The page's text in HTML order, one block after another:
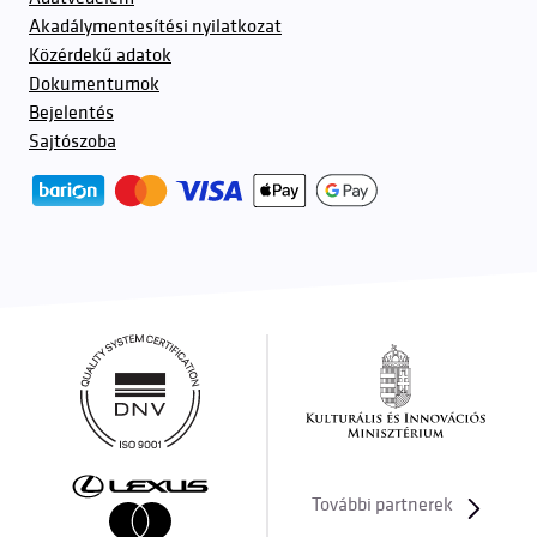
Akadálymentesítési nyilatkozat
Közérdekű adatok
Dokumentumok
Bejelentés
Sajtószoba
További partnerek